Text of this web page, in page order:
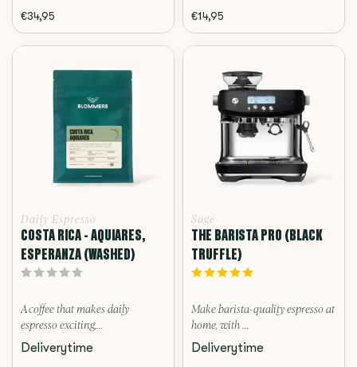
€34,95 €14,95
Daily Espresso
COSTA RICA - AQUIARES,
ESPERANZA (WASHED)
A coffee that makes daily
espresso exciting,...
Deliverytime
Sage
THE BARISTA PRO (BLACK
TRUFFLE)
Make barista-quality espresso at
home, with ...
Deliverytime